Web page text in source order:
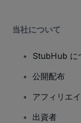
当社について
StubHub に
公開配布
アフィリエ
出資者